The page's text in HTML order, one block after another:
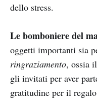
dello stress.
Le bomboniere del
oggetti importanti sia
ringraziamento, ossia
gli invitati per aver
gratitudine per il